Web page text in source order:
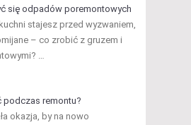
się odpadów poremontowych
stajesz przed wyzwaniem,
– co zrobić z gruzem i
…
podczas remontu?
okazja, by na nowo